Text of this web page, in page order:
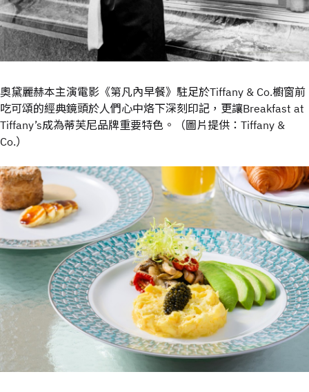
奧黛麗赫本主演電影《第凡內早餐》駐足於Tiffany & Co.櫥窗前
吃可頌的經典鏡頭於人們心中烙下深刻印記，更讓Breakfast at
Tiffany’s成為蒂芙尼品牌重要特色。（圖片提供：Tiffany &
Co.）